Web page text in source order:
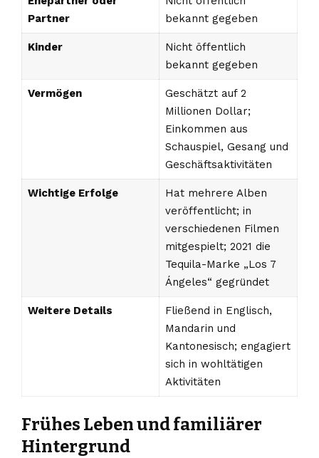
Partner
bekannt gegeben
Kinder
Nicht öffentlich
bekannt gegeben
Vermögen
Geschätzt auf 2
Millionen Dollar;
Einkommen aus
Schauspiel, Gesang und
Geschäftsaktivitäten
Wichtige Erfolge
Hat mehrere Alben
veröffentlicht; in
verschiedenen Filmen
mitgespielt; 2021 die
Tequila-Marke „Los 7
Ángeles“ gegründet
Weitere Details
Fließend in Englisch,
Mandarin und
Kantonesisch; engagiert
sich in wohltätigen
Aktivitäten
Frühes Leben und familiärer
Hintergrund